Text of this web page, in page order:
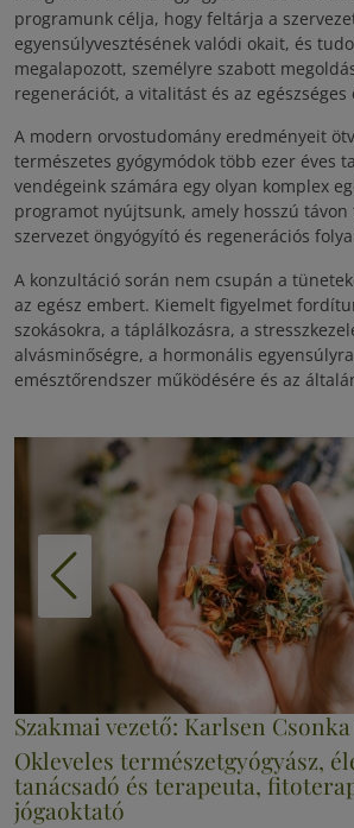
programunk célja, hogy feltárja a
egyensúlyvesztésének valódi okait, és
megalapozott, személyre szabott
regenerációt, a vitalitást és az egészséges
A modern orvostudomány eredményeit
természetes gyógymódok több ezer éves
vendégeink számára egy olyan komplex
programot nyújtsunk, amely hosszú távon
szervezet öngyógyító és regenerációs
A konzultáció során nem csupán a
az egész embert. Kiemelt figyelmet
szokásokra, a táplálkozásra, a
alvásminőségre, a hormonális
emésztőrendszer működésére és az
Szakmai vezető: Karlsen
Okleveles természetgyógyász,
tanácsadó és terapeuta,
jógaoktató